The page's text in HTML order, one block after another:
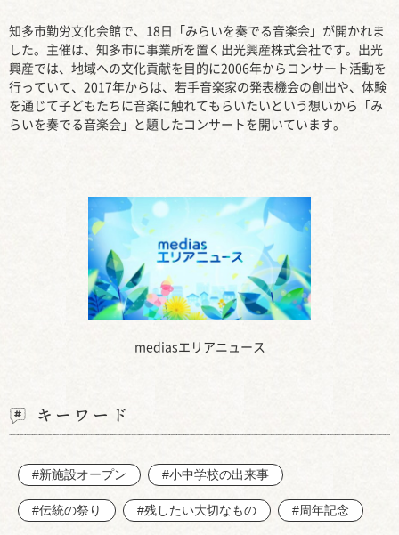
mediasエリアニュース
知多市勤労文化会館で、18日「みらいを奏でる音楽会」が開かれま
した。主催は、知多市に事業所を置く出光興産株式会社です。出光
興産では、地域への文化貢献を目的に2006年からコンサート活動を
行っていて、2017年からは、若手音楽家の発表機会の創出や、体験
を通じて子どもたちに音楽に触れてもらいたいという想いから「み
らいを奏でる音楽会」と題したコンサートを開いています。
キーワード
#新施設オープン #小中学校の出来事
#伝統の祭り #残したい大切なもの #周年記念